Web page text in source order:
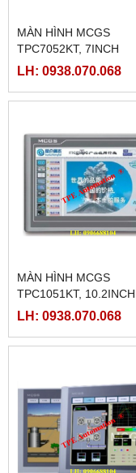
MÀN HÌNH MCGS
TPC7052KT, 7INCH
LH: 0938.070.068
MÀN HÌNH MCGS
TPC1051KT, 10.2INCH
LH: 0938.070.068